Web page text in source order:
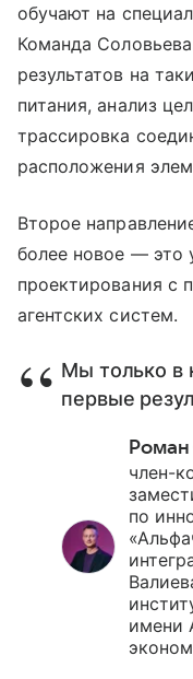
обучают на
Команда
результатов на
питания, анализ
трассировка
расположения
Второе
более новое — это
проектирования с
агентских систем.
Мы только в
первые
член-
по
имени